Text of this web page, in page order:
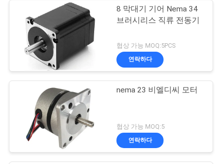
8 막대기 기어 Nema 34
브러시리스 직류 전동기
협상 가능 MOQ:5PCS
연락하다
nema 23 비엘디씨 모터
협상 가능 MOQ:5
연락하다